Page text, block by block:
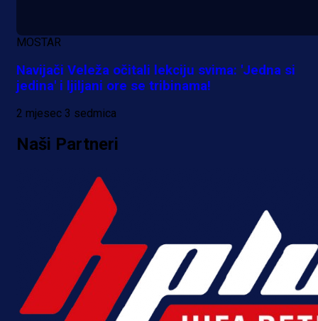
A Selekcija
Sjajna završnica bivšeg Zmaja:
Pogledajte gol Kenana Kodre
Real Madrida!
MOSTAR
Navijači Veleža očitali lekciju svima: 'Jedna si
jedina' i ljiljani ore se tribinama!
2 mjesec 3 sedmica
Naši Partneri